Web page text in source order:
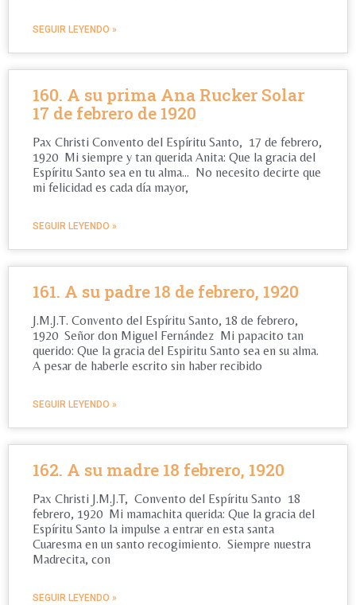
SEGUIR LEYENDO »
160. A su prima Ana Rucker Solar
17 de febrero de 1920
Pax Christi Convento del Espíritu Santo, 17 de febrero,
1920 Mi siempre y tan querida Anita: Que la gracia del
Espíritu Santo sea en tu alma… No necesito decirte que
mi felicidad es cada día mayor,
SEGUIR LEYENDO »
161. A su padre 18 de febrero, 1920
J.M.J.T. Convento del Espíritu Santo, 18 de febrero,
1920 Señor don Miguel Fernández Mi papacito tan
querido: Que la gracia del Espiritu Santo sea en su alma.
A pesar de haberle escrito sin haber recibido
SEGUIR LEYENDO »
162. A su madre 18 febrero, 1920
Pax Christi J.M.J.T, Convento del Espíritu Santo 18
febrero, 1920 Mi mamachita querida: Que la gracia del
Espíritu Santo la impulse a entrar en esta santa
Cuaresma en un santo recogimiento. Siempre nuestra
Madrecita, con
SEGUIR LEYENDO »